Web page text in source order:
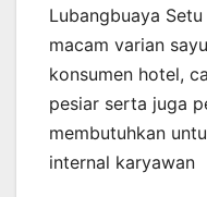
Lubangbuaya
macam varian
konsumen hotel,
pesiar serta juga
membutuhkan
internal karyawan